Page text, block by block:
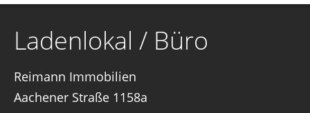
Ladenlokal / Büro
Reimann Immobilien
Aachener Straße 1158a